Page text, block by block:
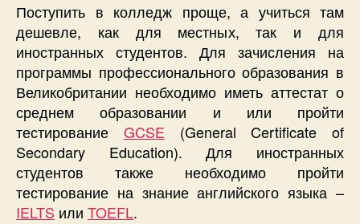
Поступить в колледж проще, а учиться там
дешевле, как для местных, так и для
иностранных студентов. Для зачисления на
программы профессионального образования в
Великобритании необходимо иметь аттестат о
среднем образовании и или пройти
тестирование GCSE (General Certificate of
Secondary Education). Для иностранных
студентов также необходимо пройти
тестирование на знание английского языка –
IELTS или TOEFL.